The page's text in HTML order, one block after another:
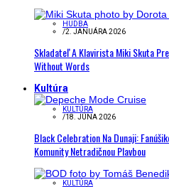
HUDBA
/2. JANUÁRA 2026
Skladateľ A Klavirista Miki Skuta
Without Words
Kultúra
KULTÚRA
/18. JÚNA 2026
Black Celebration Na Dunaji:
Komunity Netradičnou Plavbou
KULTÚRA